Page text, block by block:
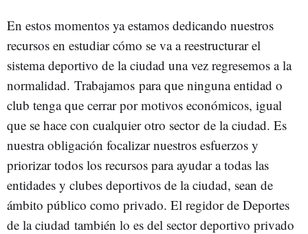
En estos momentos ya estamos dedicando nuestros
recursos en estudiar cómo se va a reestructurar el
sistema deportivo de la ciudad una vez regresemos a la
normalidad. Trabajamos para que ninguna entidad o
club tenga que cerrar por motivos económicos, igual
que se hace con cualquier otro sector de la ciudad. Es
nuestra obligación focalizar nuestros esfuerzos y
priorizar todos los recursos para ayudar a todas las
entidades y clubes deportivos de la ciudad, sean de
ámbito público como privado. El regidor de Deportes
de la ciudad también lo es del sector deportivo privado